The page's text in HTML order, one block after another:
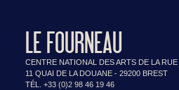
LE FOURNEAU
CENTRE NATIONAL DES ARTS DE LA
11 QUAI DE LA DOUANE - 29200 BREST
TÉL. +33 (0)2 98 46 19 46